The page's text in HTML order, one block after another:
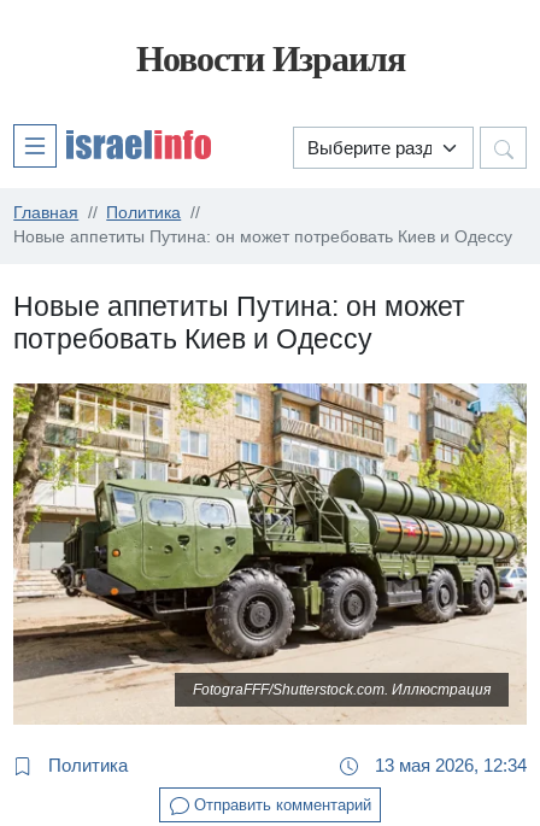
Новости Израиля
Главная
Политика
Новые аппетиты Путина: он может потребовать Киев и Одессу
Новые аппетиты Путина: он может
потребовать Киев и Одессу
FotograFFF/Shutterstock.com. Иллюстрация
Политика 13 мая 2026, 12:34
Отправить комментарий